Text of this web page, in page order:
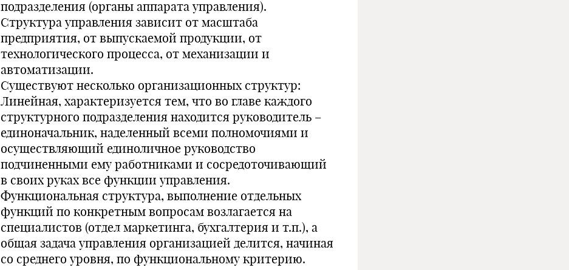
подразделения (органы аппарата управления).
Структура управления зависит от масштаба
предприятия, от выпускаемой продукции, от
технологического процесса, от механизации и
автоматизации.
Существуют несколько организационных структур:
Линейная, характеризуется тем, что во главе каждого
структурного подразделения находится руководитель –
единоначальник, наделенный всеми полномочиями и
осуществляющий единоличное руководство
подчиненными ему работниками и сосредоточивающий
в своих руках все функции управления.
Функциональная структура, выполнение отдельных
функций по конкретным вопросам возлагается на
специалистов (отдел маркетинга, бухгалтерия и т.п.), а
общая задача управления организацией делится, начиная
со среднего уровня, по функциональному критерию.